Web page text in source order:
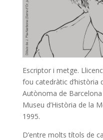
Escriptor i metge.
fou catedràtic d’història
Autònoma de
Museu d’Història de la
1995.
D’entre molts títols de